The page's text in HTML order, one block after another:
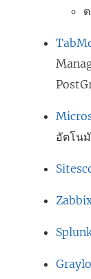
ใ
ใ
)
อัตโน